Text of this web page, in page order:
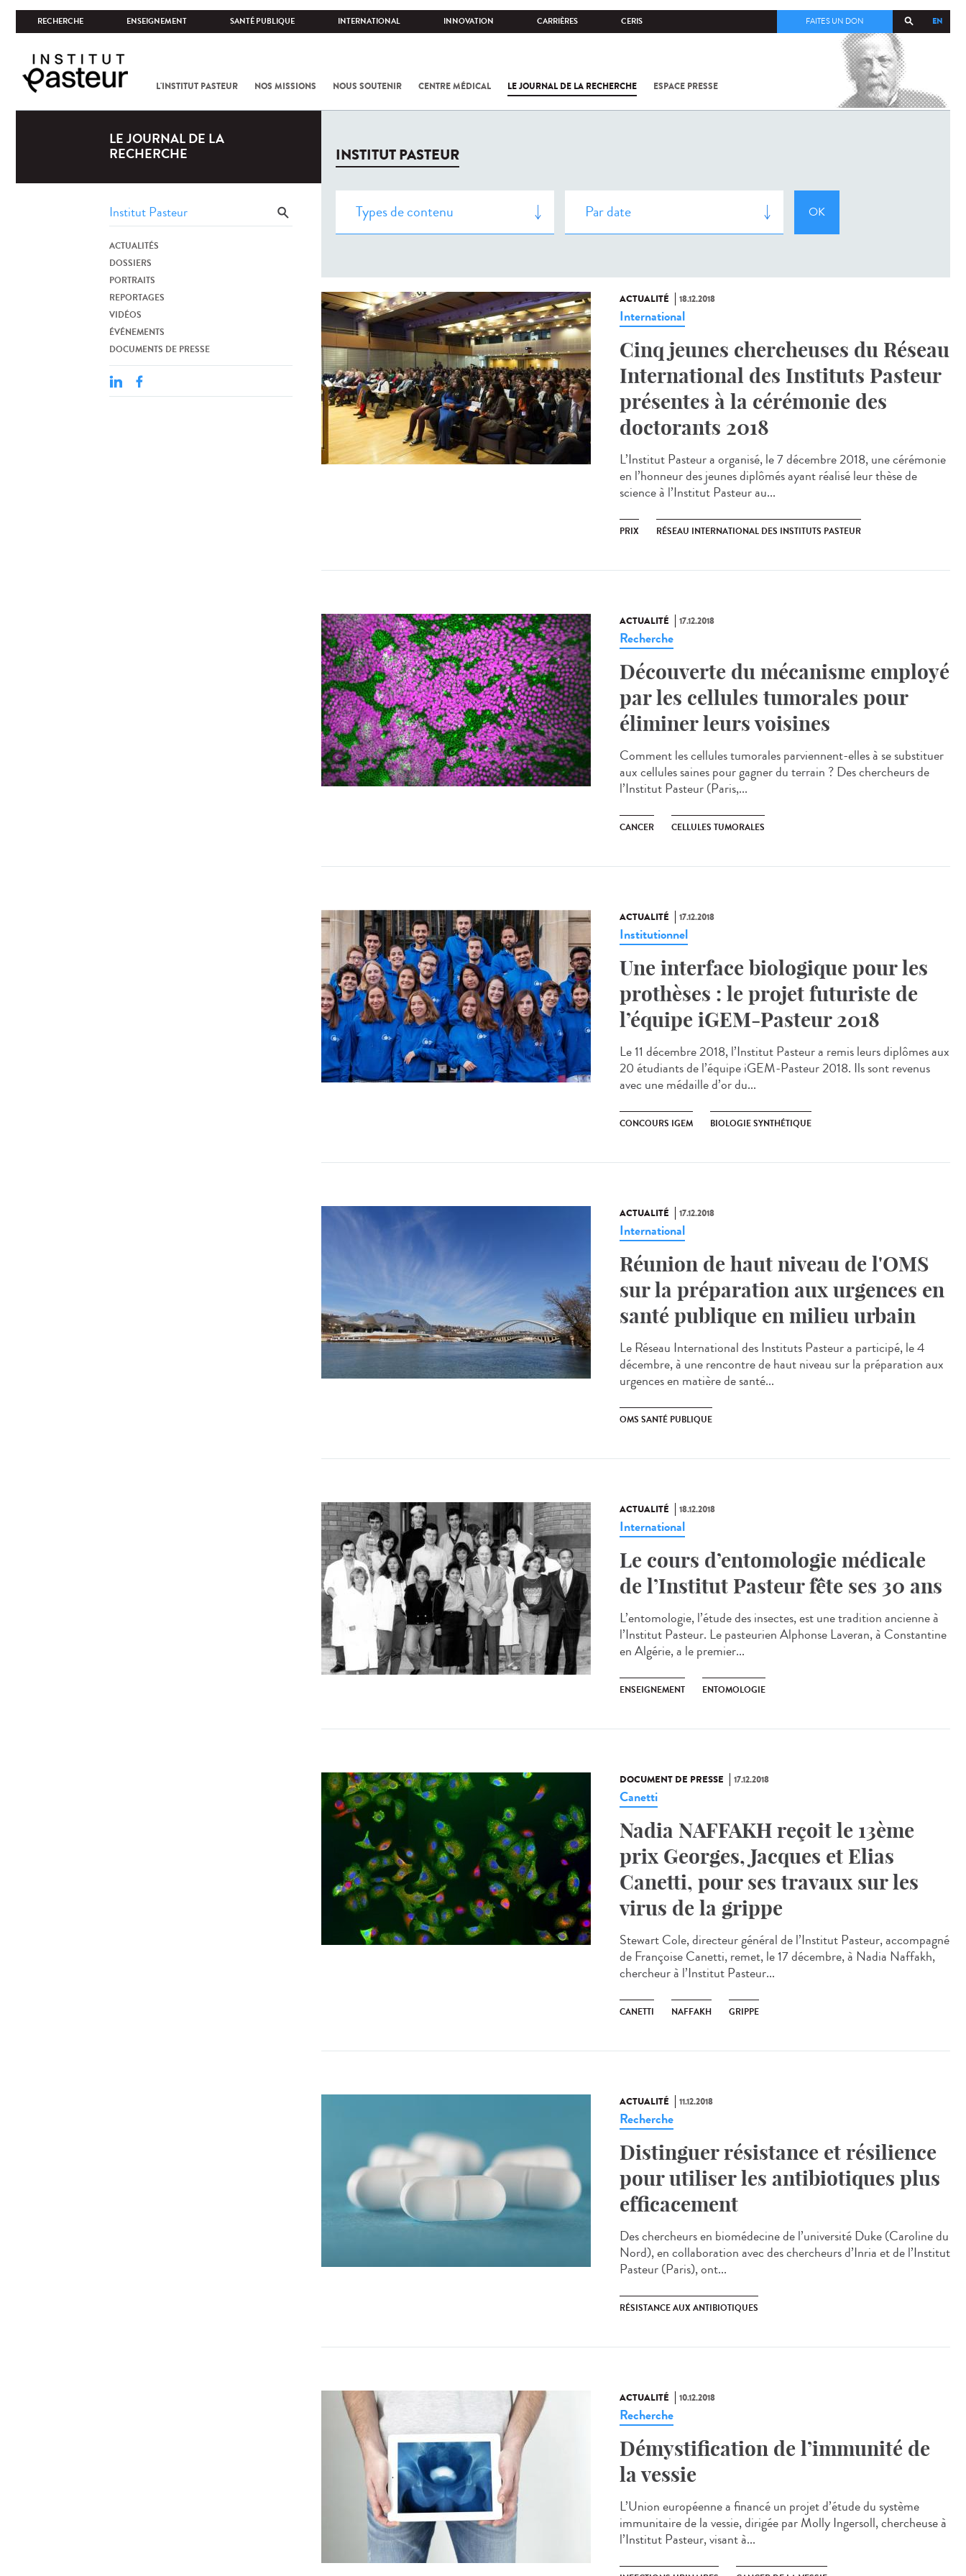
RECHERCHE ENSEIGNEMENT SANTÉ PUBLIQUE INTERNATIONAL INNOVATION CARRIÈRES CERIS EN
FAITES UN DON
L'INSTITUT PASTEUR NOS MISSIONS NOUS SOUTENIR CENTRE MÉDICAL LE JOURNAL DE LA RECHERCHE ESPACE PRESSE
COV-2 /
LE JOURNAL DE LA
RECHERCHE
ACTUALITÉS
DOSSIERS
PORTRAITS
REPORTAGES
VIDÉOS
ÉVÉNEMENTS
DOCUMENTS DE PRESSE
INSTITUT PASTEUR
ACTUALITÉ 18.12.2018
International
Cinq jeunes chercheuses du Réseau
International des Instituts Pasteur
présentes à la cérémonie des
doctorants 2018
L’Institut Pasteur a organisé, le 7 décembre 2018, une cérémonie
en l’honneur des jeunes diplômés ayant réalisé leur thèse de
science à l’Institut Pasteur au...
PRIX RÉSEAU INTERNATIONAL DES INSTITUTS PASTEUR
ACTUALITÉ 17.12.2018
Recherche
Découverte du mécanisme employé
par les cellules tumorales pour
éliminer leurs voisines
Comment les cellules tumorales parviennent-elles à se substituer
aux cellules saines pour gagner du terrain ? Des chercheurs de
l’Institut Pasteur (Paris,...
CANCER CELLULES TUMORALES
ACTUALITÉ 17.12.2018
Institutionnel
Une interface biologique pour les
prothèses : le projet futuriste de
l’équipe iGEM-Pasteur 2018
Le 11 décembre 2018, l’Institut Pasteur a remis leurs diplômes aux
20 étudiants de l’équipe iGEM-Pasteur 2018. Ils sont revenus
avec une médaille d’or du...
CONCOURS IGEM BIOLOGIE SYNTHÉTIQUE
ACTUALITÉ 17.12.2018
International
Réunion de haut niveau de l'OMS
sur la préparation aux urgences en
santé publique en milieu urbain
Le Réseau International des Instituts Pasteur a participé, le 4
décembre, à une rencontre de haut niveau sur la préparation aux
urgences en matière de santé...
OMS SANTÉ PUBLIQUE
ACTUALITÉ 18.12.2018
International
Le cours d’entomologie médicale
de l’Institut Pasteur fête ses 30 ans
L’entomologie, l’étude des insectes, est une tradition ancienne à
l’Institut Pasteur. Le pasteurien Alphonse Laveran, à Constantine
en Algérie, a le premier...
ENSEIGNEMENT ENTOMOLOGIE
DOCUMENT DE PRESSE 17.12.2018
Canetti
Nadia NAFFAKH reçoit le 13ème
prix Georges, Jacques et Elias
Canetti, pour ses travaux sur les
virus de la grippe
Stewart Cole, directeur général de l’Institut Pasteur, accompagné
de Françoise Canetti, remet, le 17 décembre, à Nadia Naffakh,
chercheur à l’Institut Pasteur...
CANETTI NAFFAKH GRIPPE
ACTUALITÉ 11.12.2018
Recherche
Distinguer résistance et résilience
pour utiliser les antibiotiques plus
efficacement
Des chercheurs en biomédecine de l’université Duke (Caroline du
Nord), en collaboration avec des chercheurs d’Inria et de l’Institut
Pasteur (Paris), ont...
RÉSISTANCE AUX ANTIBIOTIQUES
ACTUALITÉ 10.12.2018
Recherche
Démystification de l’immunité de
la vessie
L’Union européenne a financé un projet d’étude du système
immunitaire de la vessie, dirigée par Molly Ingersoll, chercheuse à
l’Institut Pasteur, visant à...